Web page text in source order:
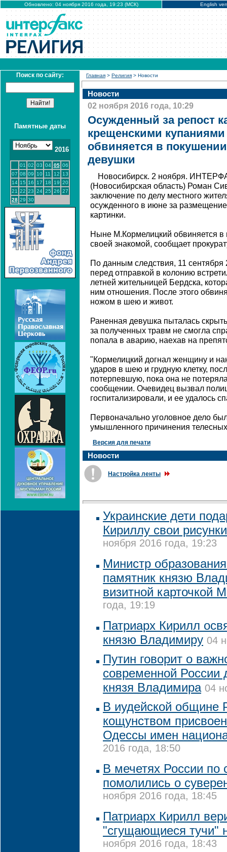
Обновлено: 04 ноября 2016 года, 19:23 (МСК) English
Поиск по сайту:
Памятные даты
2016
01 02 03 04 05 06
07 08 09 10 11 12
13
14 15 16 17 18 19 20
21 22 23 24 25 26 27
28 29 30
Главная > Религия > Новости
Новости
02 ноября 2016 года, 10:29
Осужденный за репост
крещенскими
обвиняется в
девушки
Новосибирск. 2 ноября.
(Новосибирская область) Роман
заключение по делу местного
осужденного в июне за
картинки.
Ныне М.Кормелицкий обвиняется
своей знакомой, сообщает
По данным следствия, 11 сентября
перед отправкой в колонию
летней жительницей Бердска,
ним отношения. После этого
ножом в шею и живот.
Раненная девушка пыталась
за полученных травм не смогла
попала в аварию, наехав на
"Кормелицкий догнал женщину и
ударов в шею и грудную клетку,
потерпевшую, пока она не
сообщении. Очевидец вызвал
госпитализировали, и ее удалось
Первоначально уголовное дело
умышленного причинения
Версия для печати
Новости
Настройка ленты
Украинские дети
Кириллу свои
ноября 2016 года, 19:23
Министр
памятник князю
визитной карточкой
года, 19:19
Патриарх Кирилл
князю Владимиру 04
Путин говорит о
современной России
князя Владимира 04
В иудейской общине
кощунством
Одессы имен
2016 года, 18:50
В мечетях России по
помолились о
ноября 2016 года, 18:45
Патриарх Кирилл
"сгущающиеся тучи"
ноября 2016 года, 18:43